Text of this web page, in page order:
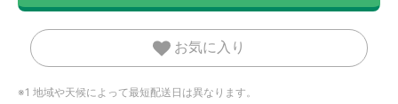
お気に入り
※1 地域や天候によって最短配送日は異なります。